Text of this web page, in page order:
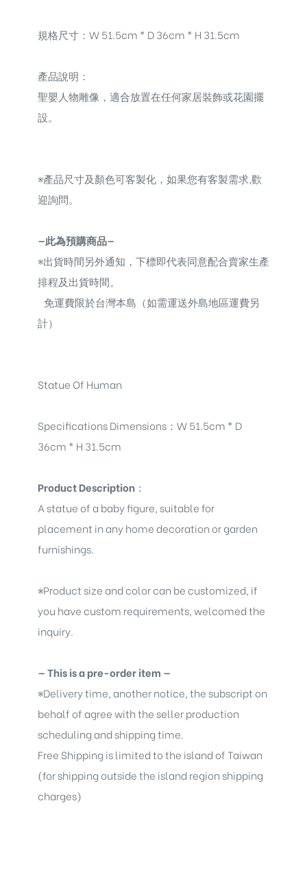
規格尺寸：W 51.5cm * D 36cm * H 31.5cm
產品說明：
聖嬰人物雕像， 適合放置在任何家居裝飾或花園擺
設。
※產品尺寸及顏色可客製化，如果您有客製需求,歡
迎詢問。
—此為預購商品—
※出貨時間另外通知，下標即代表同意配合賣家生產
排程及出貨時間。
免運費限於台灣本島（如需運送外島地區運費另
計）
Statue Of Human
Specifications Dimensions ： W 51.5cm * D
36cm * H 31.5cm
Product Description ：
A statue of a baby figure, suitable for
placement in any home decoration or garden
furnishings.
※Product size and color can be customized, if
you have custom requirements, welcomed the
inquiry.
— This is a pre-order item —
※Delivery time, another notice, the subscript on
behalf of agree with the seller production
scheduling and shipping time.
Free Shipping is limited to the island of Taiwan
(for shipping outside the island region shipping
charges)